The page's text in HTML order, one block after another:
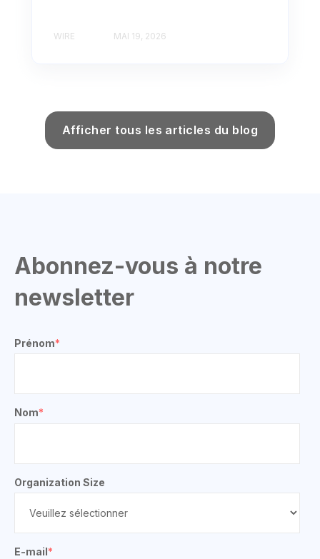
WIRE MAI 19, 2026
Afficher tous les articles du blog
Abonnez-vous à notre
newsletter
Prénom*
Nom*
Organization Size
E-mail *